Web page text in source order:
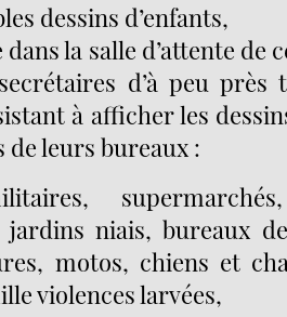
dessins d’enfants,
la salle d’attente de
d’à peu près
à afficher les
de leurs bureaux :
jardins niais, bureaux
motos, chiens et
violences larvées,